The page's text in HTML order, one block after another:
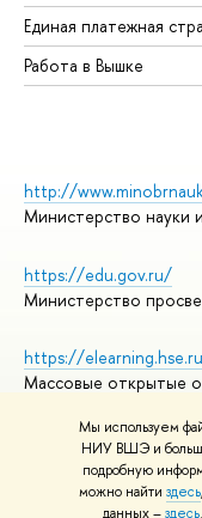
Мы используем
НИУ ВШЭ и
подробную
можно найти здесь
данных –здесь
Единая платежная
Работа в Вышке
http://
Министерство науки
https://edu.gov.ru/
Министерство
https://
Массовые открытые
© НИУ ВШЭ 1993–2026
Условия использования